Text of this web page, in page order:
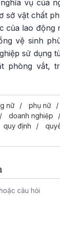
vụ của
sở vật chất
của lao động
vệ sinh
sử dụng
phòng vắt,
nữ phụ nữ
doanh nghiệp
quy định